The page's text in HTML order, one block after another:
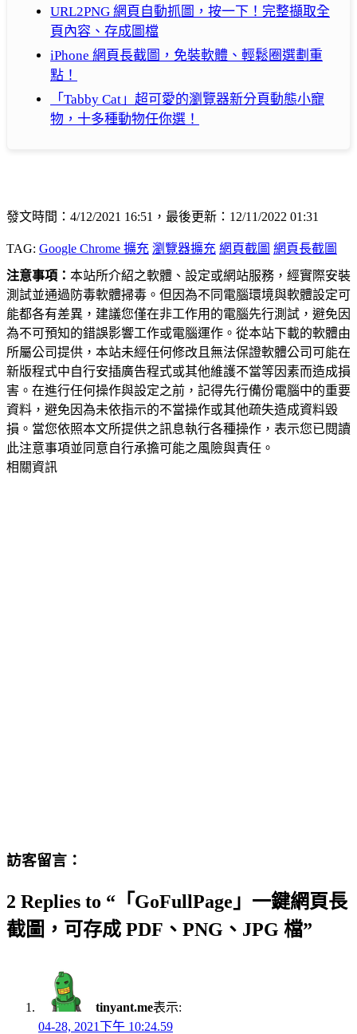
URL2PNG 網頁自動抓圖，按一下！完整擷取全
頁內容、存成圖檔
iPhone 網頁長截圖，免裝軟體、輕鬆圈選劃重
點！
「Tabby Cat」超可愛的瀏覽器新分頁動態小寵
物，十多種動物任你選！
發文時間：4/12/2021 16:51，最後更新：12/11/2022 01:31
TAG: Google Chrome 擴充 瀏覽器擴充 網頁截圖 網頁長截圖
注意事項： 本站所介紹之軟體、設定或網站服務，經實際安裝
測試並通過防毒軟體掃毒。但因為不同電腦環境與軟體設定可
能都各有差異，建議您僅在非工作用的電腦先行測試，避免因
為不可預知的錯誤影響工作或電腦運作。從本站下載的軟體由
所屬公司提供，本站未經任何修改且無法保證軟體公司可能在
新版程式中自行安插廣告程式或其他維護不當等因素而造成損
害。在進行任何操作與設定之前，記得先行備份電腦中的重要
資料，避免因為未依指示的不當操作或其他疏失造成資料毀
損。當您依照本文所提供之訊息執行各種操作，表示您已閱讀
此注意事項並同意自行承擔可能之風險與責任。
相關資訊
訪客留言：
2 Replies to “「GoFullPage」一鍵網頁長
截圖，可存成 PDF、PNG、JPG 檔”
tinyant.me表示:
04-28, 2021下午 10:24.59